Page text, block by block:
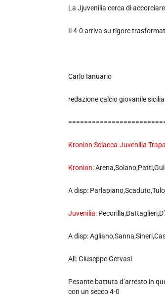
La Jjuvenilia cerca di
Il 4-0 arriva su rigore
Carlo Ianuario
redazione calcio giovanile sicilia
Kronion Sciacca-Juvenilia
Kronion:
A disp:
Juvenilia:
A disp:
All: Giuseppe Gervasi
Pesante battuta d’arresto in
con un secco 4-0